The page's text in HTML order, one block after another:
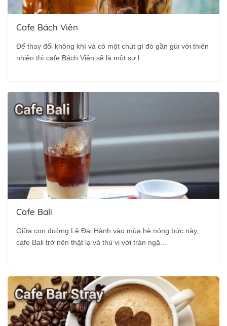
Cafe Bách Viên
Để thay đổi không khí và có một chút gì đó gần gủi với thiên
nhiên thì cafe Bách Viên sẽ là một sự l...
Cafe Bali
Giữa con đường Lê Đại Hành vào mùa hè nóng bức này,
cafe Bali trở nên thật lạ và thú vị với tràn ngậ...